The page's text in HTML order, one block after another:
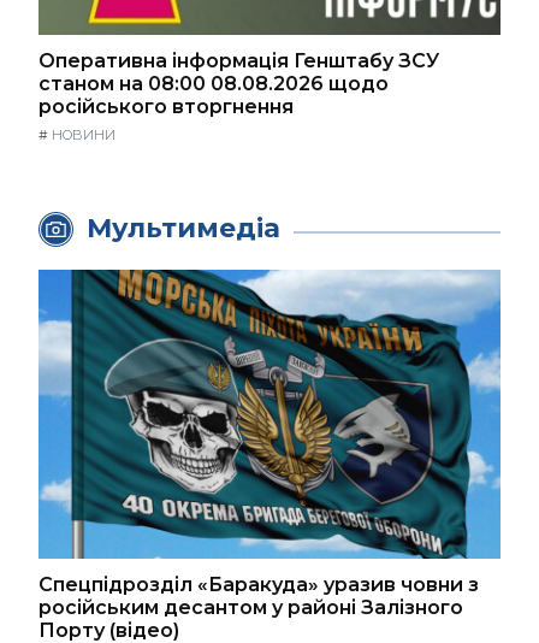
Оперативна інформація Генштабу ЗСУ
станом на 08:00 08.08.2026 щодо
російського вторгнення
# НОВИНИ
Мультимедіа
Спецпідрозділ «Баракуда» уразив човни з
російським десантом у районі Залізного
Порту (відео)